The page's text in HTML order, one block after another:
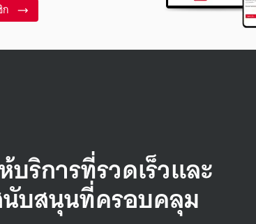
บริการที่รวดเร็วและ
บสนุนที่ครอบคลุม